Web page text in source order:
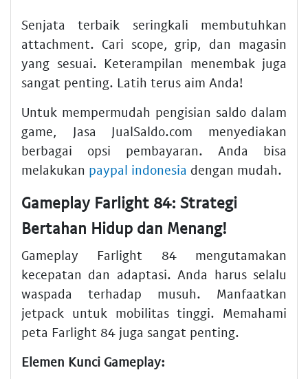
Senjata terbaik seringkali membutuhkan
attachment. Cari scope, grip, dan magasin
yang sesuai. Keterampilan menembak juga
sangat penting. Latih terus aim Anda!
Untuk mempermudah pengisian saldo dalam
game, Jasa JualSaldo.com menyediakan
berbagai opsi pembayaran. Anda bisa
melakukan paypal indonesia dengan mudah.
Gameplay Farlight 84: Strategi
Bertahan Hidup dan Menang!
Gameplay Farlight 84 mengutamakan
kecepatan dan adaptasi. Anda harus selalu
waspada terhadap musuh. Manfaatkan
jetpack untuk mobilitas tinggi. Memahami
peta Farlight 84 juga sangat penting.
Elemen Kunci Gameplay: